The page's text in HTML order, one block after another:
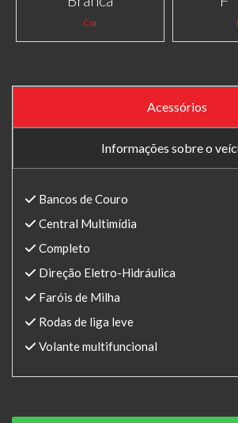
Cor
Acessórios
Informações sobre o
Bancos de Couro
Central Multimídia
Completo
Direção Eletro-Hidráulica
Faróis de Milha
Rodas de liga leve
Volante multifuncional